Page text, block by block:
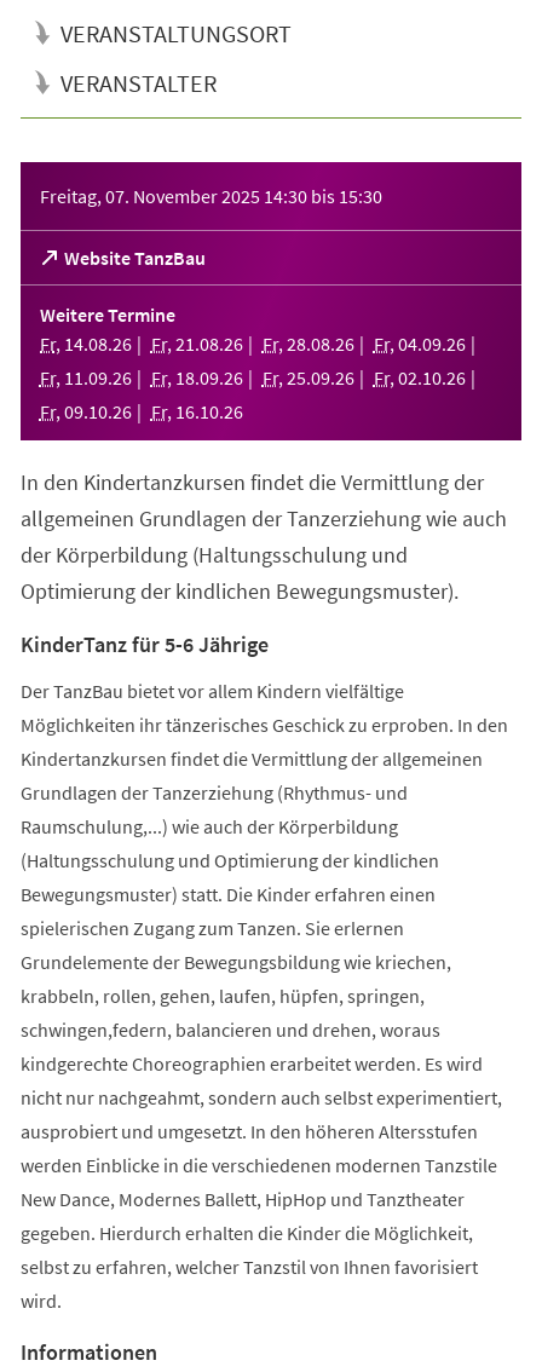
VERANSTALTUNGSORT
VERANSTALTER
Freitag, 07. November 2025 14:30 bis 15:30
Website TanzBau
(Öffnet
in
einem
neuen
Tab)
Weitere Termine
Fr, 14.08.26 Fr, 21 .08.26 Fr, 28.08.26 Fr, 04.09.26
Fr, 11 .09.26 Fr, 18.09.26 Fr, 25.09.26 Fr, 02.10.26
Fr, 09.10.26 Fr, 16.10.26
In den Kindertanzkursen findet die Vermittlung der
allgemeinen Grundlagen der Tanzerziehung wie auch
der Körperbildung (Haltungsschulung und
Optimierung der kindlichen Bewegungsmuster).
KinderTanz für 5-6 Jährige
Der TanzBau bietet vor allem Kindern vielfältige
Möglichkeiten ihr tänzerisches Geschick zu erproben. In den
Kindertanzkursen findet die Vermittlung der allgemeinen
Grundlagen der Tanzerziehung (Rhythmus- und
Raumschulung,...) wie auch der Körperbildung
(Haltungsschulung und Optimierung der kindlichen
Bewegungsmuster) statt. Die Kinder erfahren einen
spielerischen Zugang zum Tanzen. Sie erlernen
Grundelemente der Bewegungsbildung wie kriechen,
krabbeln, rollen, gehen, laufen, hüpfen, springen,
schwingen,federn, balancieren und drehen, woraus
kindgerechte Choreographien erarbeitet werden. Es wird
nicht nur nachgeahmt, sondern auch selbst experimentiert,
ausprobiert und umgesetzt. In den höheren Altersstufen
werden Einblicke in die verschiedenen modernen Tanzstile
New Dance, Modernes Ballett, HipHop und Tanztheater
gegeben. Hierdurch erhalten die Kinder die Möglichkeit,
selbst zu erfahren, welcher Tanzstil von Ihnen favorisiert
wird.
Informationen